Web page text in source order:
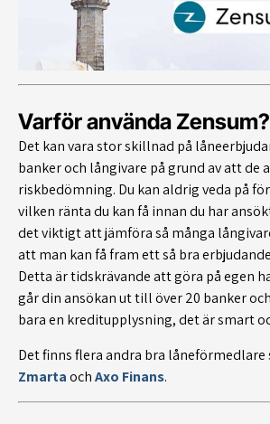
Varför använda Zensum?
Det kan vara stor skillnad på
banker och långivare på grund av att de
riskbedömning. Du kan aldrig veda på
vilken ränta du kan få innan du har
det viktigt att jämföra så många
att man kan få fram ett så bra
Detta är tidskrävande att göra på egen
går din ansökan ut till över 20 banker
bara en kreditupplysning, det är smart
Det finns flera andra bra
ZmartaochAxo Finans.